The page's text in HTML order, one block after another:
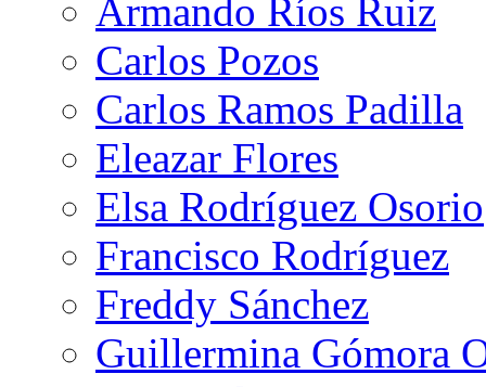
Armando Ríos Ruiz
Carlos Pozos
Carlos Ramos Padilla
Eleazar Flores
Elsa Rodríguez Osorio
Francisco Rodríguez
Freddy Sánchez
Guillermina Gómora